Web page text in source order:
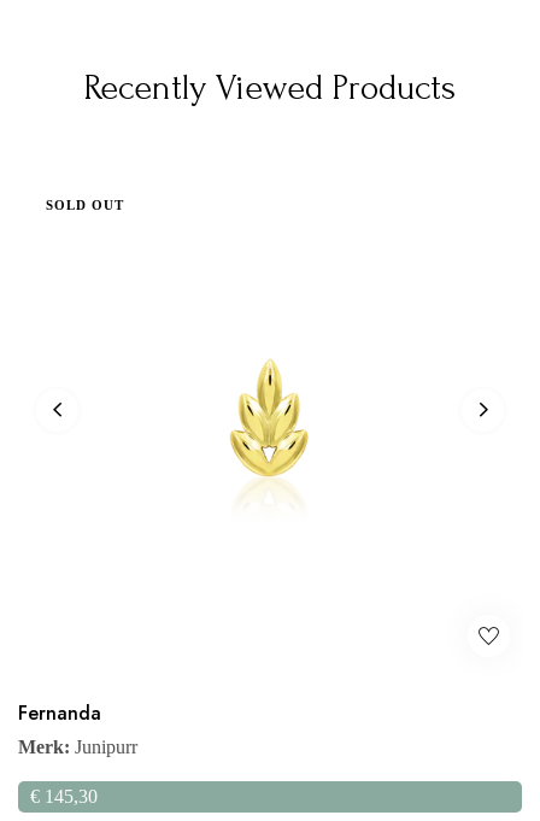
Recently Viewed Products
SOLD OUT
Fernanda
Merk: Junipurr
€ 145,30